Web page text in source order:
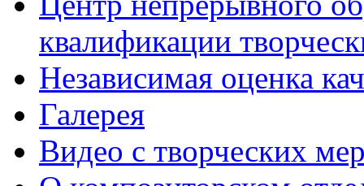
квалификации
Независимая оценка
Галерея
Видео с творческих